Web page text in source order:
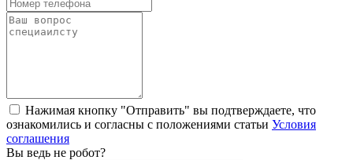
Нажимая кнопку "Отправить" вы подтверждаете, что
ознакомились и согласны с положениями статьи Условия
соглашения
Вы ведь не робот?